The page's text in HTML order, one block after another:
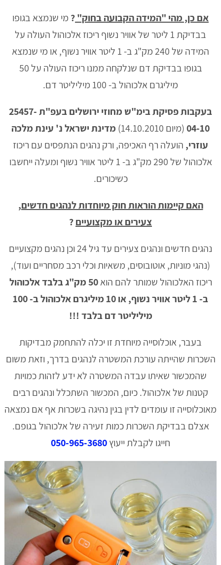
אם כן, מהי "המידה הקבועה בחוק"? מי שנמצא בגופו
בבדיקת 1 ליטר של אוויר נשוף ריכוז אלכוהול העולה על
המידה של 240 מק"ג ב- 1 ליטר אוויר נשוף, או מי שנמצא
בגופו בבדיקת דם שנלקחה ממנו ריכוז העולה על 50
מיליגרם אלכוהול ב- 100 מיליליטר דם.
בעקבות פסיקת בימ"ש מחוזי ירושלים בעפ"ת 25457-
04-10(מיום 14.10.2010)
מדינת ישראל נ' עינת מלכה
עוזרי, הועלה רף האכיפה, ורק נהגים הנתפסים עם ריכוז
אלכוהול של 290 מק"ג ב- 1 ליטר אוויר נשוף ומעלה ייחשבו
כשיכורים.
האם קיימות הוראות חוק מיוחדות לנהגים חדשים,
צעירים או מקצועיים?
נהגים חדשים ונהגים צעירים עד גיל 24 וכן נהגים מקצועיים
(נהגי מוניות, אוטובוסים, משאיות וכלי רכב מסחריים ועוד),
ריכוז האלכוהול שמותר להם הוא
50 מק"ג בלבד אלכוהול
ב- 1 ליטר אוויר נשוף, או 10 מיליגרם אלכוהול ב- 100
מיליליטר דם בלבד !!!
בעבר, אוכלוסייה מיוחדת זו יכלה להתחמק מבדיקות
השכרות שהייתה עורכת המשטרה לנהגים בדרך, וזאת משום
שהמכשור שאיתו עבדה המשטרה לא ידע לזהות כמויות
קטנות של אלכוהול. כיום, המכשור השתכלל ונהגים רבים
מאוכלוסייה זו עומדים לדין בגין נהיגה בשכרות אף אם נמצאה
אצלם בבדיקת השכרות כמות זעירה של אלכוהול בגופם.
חייגו לקבלת ייעוץ050-965-3680